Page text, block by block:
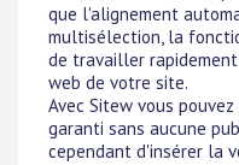
que l'alignement
multisélection, la
de travailler
web de votre site.
Avec Sitew vous
garanti sans aucune
cependant d'insérer la